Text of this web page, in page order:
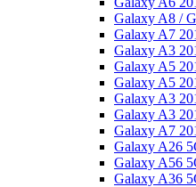
Galaxy A8 /
Galaxy A7
Galaxy A3
Galaxy A5
Galaxy A5
Galaxy A3
Galaxy A3
Galaxy A7
Galaxy A26
Galaxy A56
Galaxy A36